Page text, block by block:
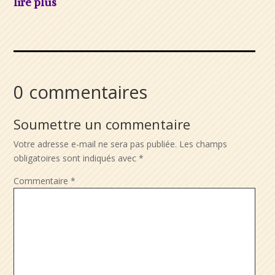
0 commentaires
Soumettre un commentaire
Votre adresse e-mail ne sera pas publiée. Les champs
obligatoires sont indiqués avec*
Commentaire*